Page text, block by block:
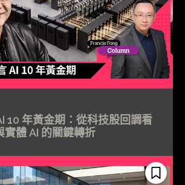
10 年黃金期：從科技股回調看
實體 AI 的關鍵轉折